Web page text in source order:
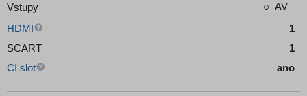
Vstupy
AV
HDMI
1
SCART
1
CI slot
ano